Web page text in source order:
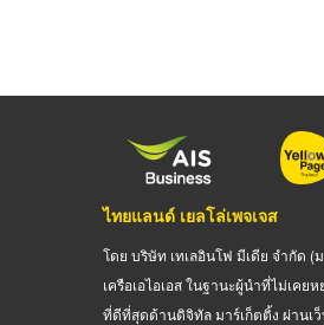
ไทยแลนด์ เยลโล่เพจเจส
โดย บริษัท เทเลอินโฟ มีเดีย จำกัด
เครือเอไอเอส ในฐานะผู้นำที่ไม่เค
ที่ดีที่สุดด้านดิจิทัล มาร์เก็ตติ้ง ผ่านเ